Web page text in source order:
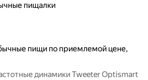
пищалки
пищи по приемлемой цене,
динамики Tweeter Optismart